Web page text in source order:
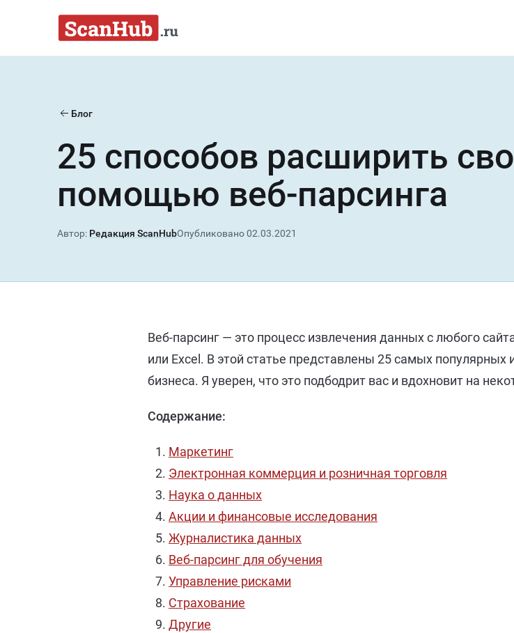
Блог
25 способов расширить
помощью веб-парсинга
Автор: Редакция ScanHubОпубликовано02.03.2021
Веб-парсинг — это процесс извлечения данных с любого
или Excel. В этой статье представлены 25 самых популярных
бизнеса. Я уверен, что это подбодрит вас и вдохновит на
Содержание:
Маркетинг
Электронная коммерция и розничная торговля
Наука о данных
Акции и финансовые исследования
Журналистика данных
Веб-парсинг для обучения
Управление рисками
Страхование
Другие